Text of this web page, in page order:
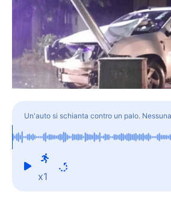
Un'auto si schianta contro un palo.
ferita
x1